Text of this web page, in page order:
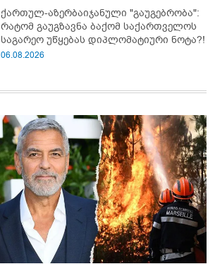
ქართულ-აზერბაიჯანული "გაუგებრობა":
რატომ გაუგზავნა ბაქომ საქართველოს
საგარეო უწყებას დიპლომატიური ნოტა?!
06.08.2026